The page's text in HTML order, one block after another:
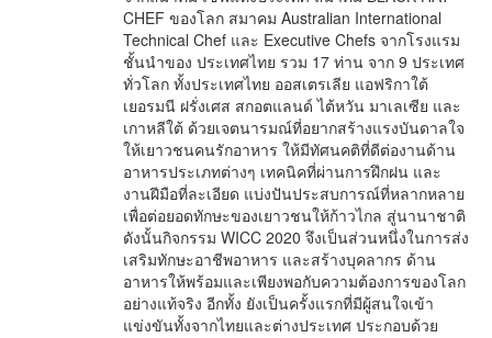
CHEF ของโลก สมาคม Australian International
Technical Chef และ Executive Chefs จากโรงแรม
ชั้นนำของ ประเทศไทย รวม 17 ท่าน จาก 9 ประเทศ
ทั่วโลก ทั้งประเทศไทย ออสเตรเลีย แอฟริกาใต้
เยอรมนี ฝรั่งเศส สกอตแลนด์ ไต้หวัน มาเลเซีย และ
เกาหลีใต้ ด้วยเจตนารมณ์ที่อยากสร้างแรงบันดาลใจ
ให้เยาวชนคนรักอาหาร ให้มีทัศนคติที่ดีต่องานด้าน
อาหารประเภทต่างๆ เทคนิคที่ผ่านการฝึกฝน และ
งานฝีมือที่ละเอียด แบ่งปันประสบการณ์ที่หลากหลาย
เพื่อต่อยอดทักษะของเยาวชนให้ก้าวไกล สู่นานาชาติ
ดังนั้นกิจกรรม WICC 2020 จึงเป็นส่วนหนึ่งในการส่ง
เสริมทักษะอาชีพอาหาร และสร้างบุคลากร ด้าน
อาหารให้พร้อมและเพียงพอกับความต้องการของโลก
อย่างแท้จริง อีกทั้ง ยังเป็นครั้งแรกที่มีผู้สนใจเข้า
แข่งขันทั้งจากไทยและต่างประเทศ ประกอบด้วย